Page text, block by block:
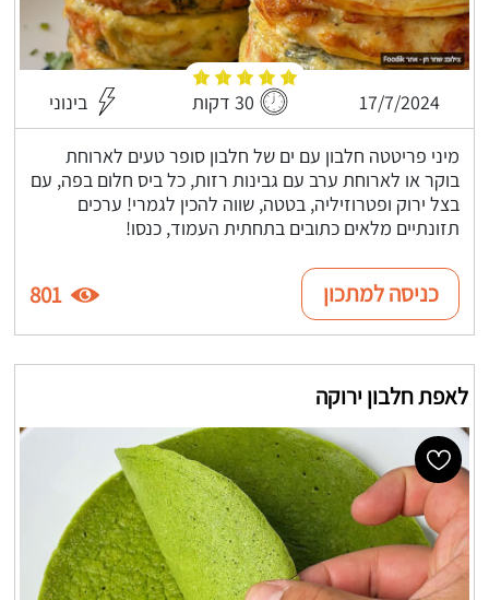
17/7/2024 30 דקות בינוני
מיני פריטטה חלבון עם ים של חלבון סופר טעים לארוחת
בוקר או לארוחת ערב עם גבינות רזות, כל ביס חלום בפה, עם
בצל ירוק ופטרוזיליה, בטטה, שווה להכין לגמרי! ערכים
תזונתיים מלאים כתובים בתחתית העמוד, כנסו!
כניסה למתכון 801
לאפת חלבון ירוקה